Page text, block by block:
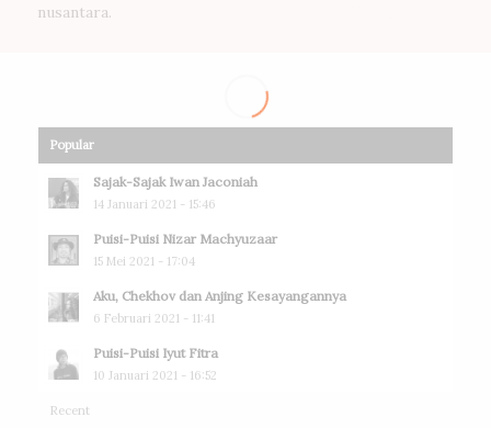
nusantara.
Popular
Sajak-Sajak Iwan Jaconiah
14 Januari 2021 - 15:46
Puisi-Puisi Nizar Machyuzaar
15 Mei 2021 - 17:04
Aku, Chekhov dan Anjing Kesayangannya
6 Februari 2021 - 11:41
Puisi-Puisi Iyut Fitra
10 Januari 2021 - 16:52
Recent